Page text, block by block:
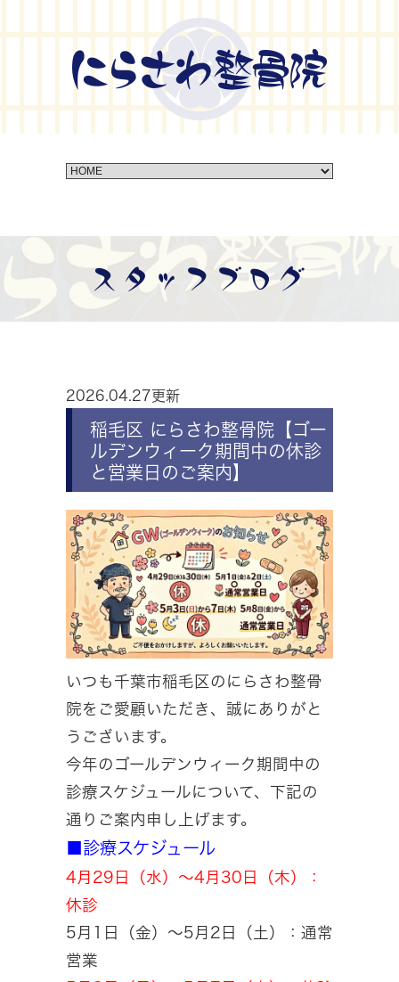
スタッフブログ
2026.04.27更新
稲毛区 にらさわ整骨院【ゴー
ルデンウィーク期間中の休診
と営業日のご案内】
いつも千葉市稲毛区のにらさわ整骨
院をご愛顧いただき、誠にありがと
うございます。
今年のゴールデンウィーク期間中の
診療スケジュールについて、下記の
通りご案内申し上げます。
■診療スケジュール
4月29日（水）～4月30日（木）：
休診
5月1日（金）～5月2日（土）：通常
営業